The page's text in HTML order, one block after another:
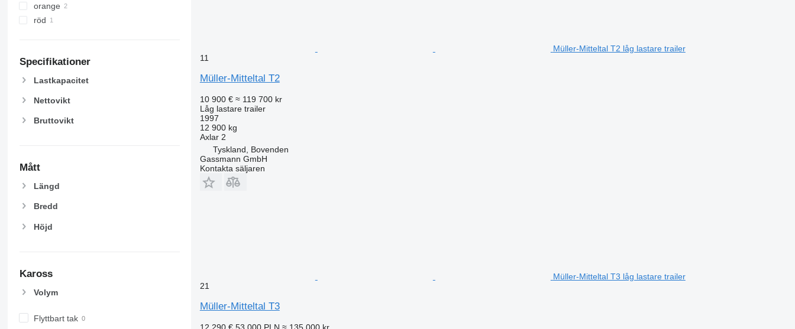
orange
röd
Specifikationer
Lastkapacitet
Nettovikt
Bruttovikt
Mått
Längd
Bredd
Höjd
Kaross
Volym
Flyttbart tak
Müller-Mitteltal T2 låg lastare trailer
11
Müller-Mitteltal T2
10 900 € ≈ 119 700 kr
Låg lastare trailer
1997
12 900 kg
Axlar 2
Tyskland, Bovenden
Gassmann GmbH
Kontakta säljaren
Müller-Mitteltal T3 låg lastare trailer
21
Müller-Mitteltal T3